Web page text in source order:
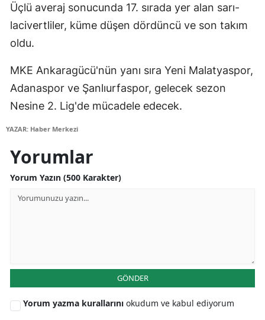
Edirne
Erzincan
Erzurum
Mersin
Üçlü averaj sonucunda 17. sırada yer alan sarı-
lacivertliler, küme düşen dördüncü ve son takım
oldu.
MKE Ankaragücü'nün yanı sıra Yeni Malatyaspor,
Adanaspor ve Şanlıurfaspor, gelecek sezon
Nesine 2. Lig'de mücadele edecek.
YAZAR: Haber Merkezi
Yorumlar
Yorum Yazın (500 Karakter)
GÖNDER
Yorum yazma kurallarını okudum ve kabul ediyorum